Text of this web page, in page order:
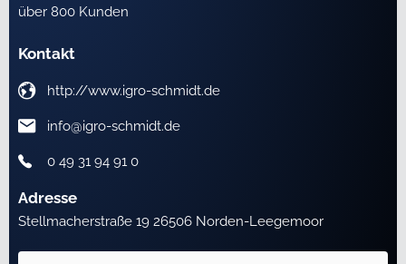
über 800 Kunden
Kontakt
http://www.igro-schmidt.de
info@igro-schmidt.de
0 49 31 94 91 0
Adresse
Stellmacherstraße 19 26506 Norden-Leegemoor